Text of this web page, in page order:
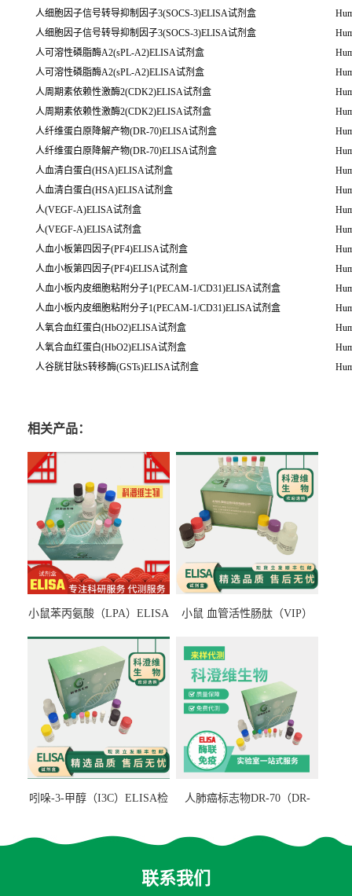
人细胞因子信号转导抑制因子3(SOCS-3)ELISA试剂盒
人细胞因子信号转导抑制因子3(SOCS-3)ELISA试剂盒
人可溶性磷脂酶A2(sPL-A2)ELISA试剂盒
人可溶性磷脂酶A2(sPL-A2)ELISA试剂盒
人周期素依赖性激酶2(CDK2)ELISA试剂盒
人周期素依赖性激酶2(CDK2)ELISA试剂盒
人纤维蛋白原降解产物(DR-70)ELISA试剂盒
人纤维蛋白原降解产物(DR-70)ELISA试剂盒
人血清白蛋白(HSA)ELISA试剂盒
人血清白蛋白(HSA)ELISA试剂盒
人(VEGF-A)ELISA试剂盒
人(VEGF-A)ELISA试剂盒
人血小板第四因子(PF4)ELISA试剂盒
人血小板第四因子(PF4)ELISA试剂盒
人血小板内皮细胞粘附分子1(PECAM-1/CD31)ELISA试剂盒
人血小板内皮细胞粘附分子1(PECAM-1/CD31)ELISA试剂盒
人氧合血红蛋白(HbO2)ELISA试剂盒
人氧合血红蛋白(HbO2)ELISA试剂盒
人谷胱甘肽S转移酶(GSTs)ELISA试剂盒
相关产品：
小鼠苯丙氨酸（LPA）ELISA
小鼠 血管活性肠肽（VIP）
吲哚-3-甲醇（I3C）ELISA检
人肺癌标志物DR-70（DR-
联系我们